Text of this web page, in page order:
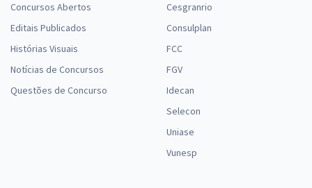
Concursos Abertos
Editais Publicados
Histórias Visuais
Notícias de Concursos
Questões de Concurso
Cesgranrio
Consulplan
FCC
FGV
Idecan
Selecon
Uniase
Vunesp